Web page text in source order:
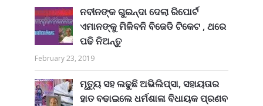
ନବୀନଙ୍କ ଗୁଇନ୍ଦା ଦେଲା ରିପୋର୍ଟ
ଏମାନଙ୍କୁ ମିଳିବନି ବିଜେଡି ଟିକେଟ , ଥରେ
ପଢି ନିଅନ୍ତୁ
February 23, 2019
ମୃତ୍ୟୁ ସହ ଲଢୁଛି ଅଭିଲିପ୍ସା, ସହାୟତାର
ହାତ ବଢାଇଲେ ଧର୍ମଶାଳା ବିଧାୟକ ପ୍ରଣବ